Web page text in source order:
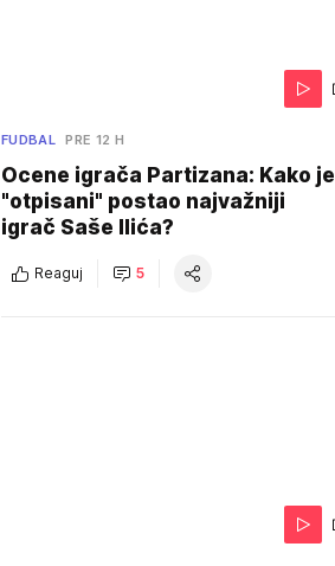
FUDBAL PRE 12 H
Ocene igrača Partizana: Kako je
"otpisani" postao najvažniji
igrač Saše Ilića?
Reaguj 5